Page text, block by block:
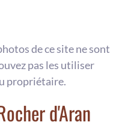
de ce site ne sont
pas les utiliser
propriétaire.
d'Aran